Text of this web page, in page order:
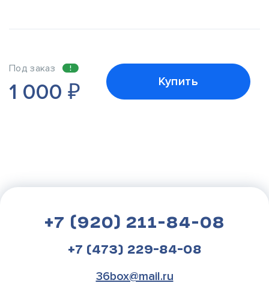
Под заказ
1 000₽ Купить
+7 (920) 211-84-08
+7 (473) 229-84-08
36box@mail.ru